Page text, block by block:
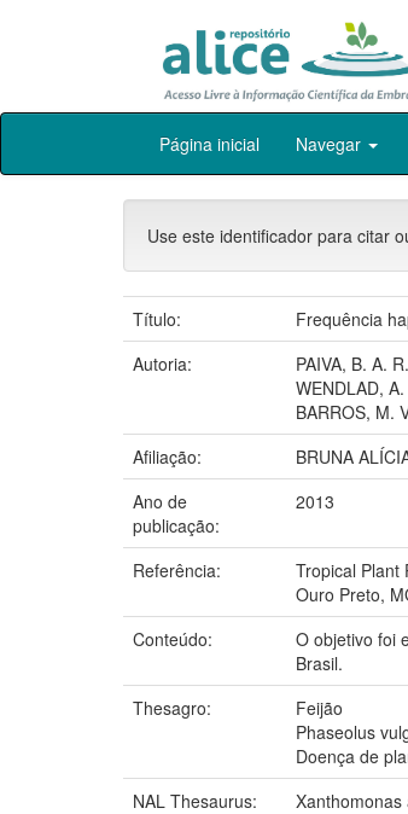
Skip
Página inicial Navegar
Use este identificador para citar
Título:
Frequência
Autoria:
PAIVA, B. A.
WENDLAD, A.
BARROS, M.
Afiliação:
BRUNA
Ano de
publicação:
2013
Referência:
Tropical Plant
Ouro Preto,
Conteúdo:
O objetivo foi
Brasil.
Thesagro:
Feijão
Phaseolus
Doença de
NAL Thesaurus:
Xanthomonas